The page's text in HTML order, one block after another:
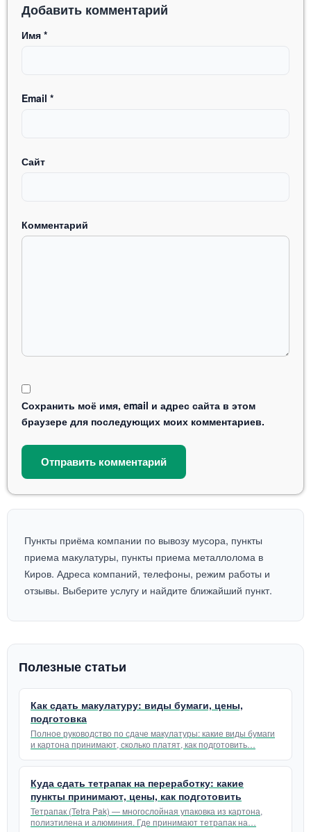
Добавить комментарий
Имя *
Email *
Сайт
Комментарий
Сохранить моё имя, email и адрес сайта в этом
браузере для последующих моих комментариев.
Пункты приёма компании по вывозу мусора, пункты
приема макулатуры, пункты приема металлолома в
Киров. Адреса компаний, телефоны, режим работы и
отзывы. Выберите услугу и найдите ближайший пункт.
Полезные статьи
Как сдать макулатуру: виды бумаги, цены,
подготовка
Полное руководство по сдаче макулатуры: какие виды бумаги
и картона принимают, сколько платят, как подготовить…
Куда сдать тетрапак на переработку: какие
пункты принимают, цены, как подготовить
Тетрапак (Tetra Pak) — многослойная упаковка из картона,
полиэтилена и алюминия. Где принимают тетрапак на…